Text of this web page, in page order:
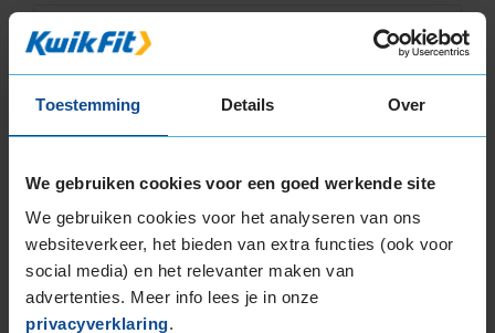
Toestemming Details Over
We gebruiken cookies voor een goed werkende site
We gebruiken cookies voor het analyseren van ons
websiteverkeer, het bieden van extra functies (ook voor
social media) en het relevanter maken van
advertenties. Meer info lees je in onze
privacyverklaring.
10,0Geluid
9,0
Comfort
Type rijderBehoudend
Auto VW E-Golf HB 0-cil. A 136pk
10.000 tot 25.000 km
Goede banden. Weinig rol-geluid. Goede